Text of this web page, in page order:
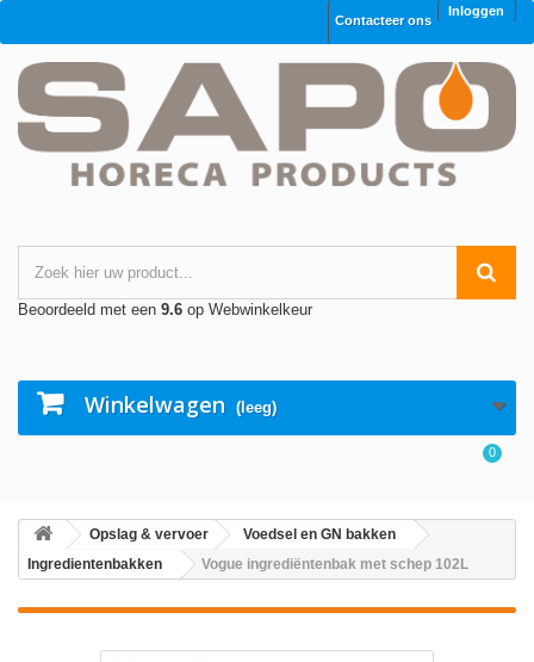
Inloggen
Contacteer ons
Beoordeeld met een 9.6 op Webwinkelkeur
Winkelwagen (leeg)
0
Opslag & vervoer
Voedsel en GN bakken
Ingredientenbakken
Vogue ingrediëntenbak met schep 102L